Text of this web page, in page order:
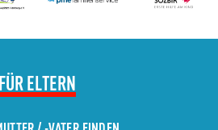
FÜR ELTERNÜBERSPRINGEN